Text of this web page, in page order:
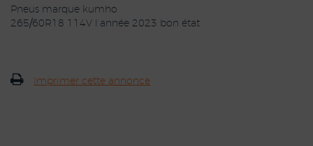
Pneus marque kumho
265/60R18 114V l’année 2023 bon état
Imprimer cette annonce